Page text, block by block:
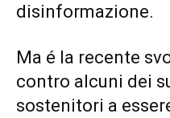
disinformazione.
Ma é la recente
contro alcuni dei
sostenitori a